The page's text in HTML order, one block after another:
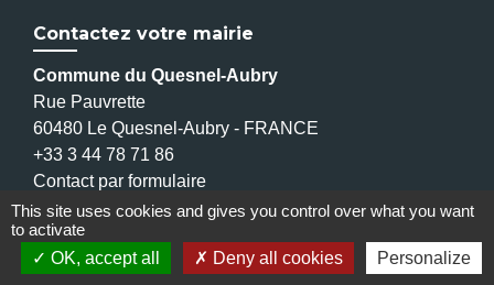
Contactez votre mairie
Commune du Quesnel-Aubry
Rue Pauvrette
60480 Le Quesnel-Aubry - FRANCE
+33 3 44 78 71 86
Contact par formulaire
This site uses cookies and gives you control over what you want
to activate
OK, accept all
Deny all cookies Personalize